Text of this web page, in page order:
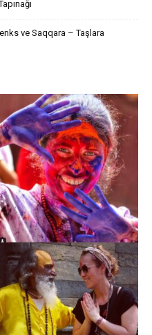
ve Saqqara – Taşlara